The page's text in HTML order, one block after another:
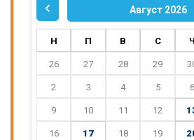
Август 2026
Н П В С Ч
26 27 28 29
2 3 4 5 6
9 10 11 12
16 17 18 19